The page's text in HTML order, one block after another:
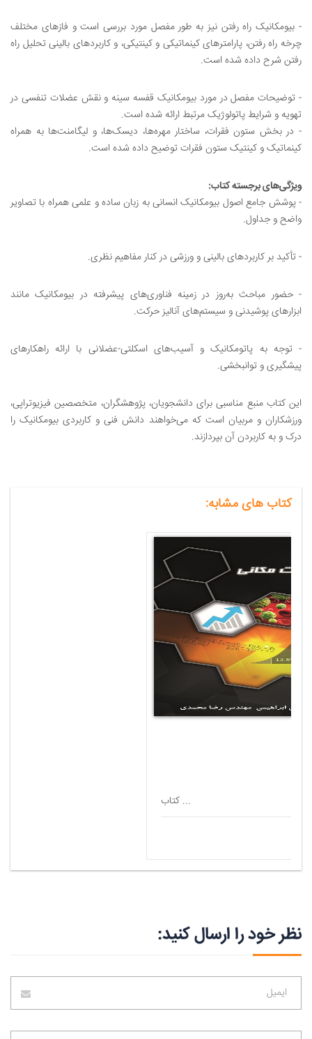
- بیومکانیک راه رفتن نیز به طور مفصل مورد بررسی است و فازهای مختلف
چرخه راه رفتن، پارامترهای کینماتیکی و کینتیکی، و کاربردهای بالینی تحلیل راه
رفتن شرح داده شده است.
- توضیحات مفصل در مورد بیومکانیک قفسه سینه و نقش عضلات تنفسی در
تهویه و شرایط پاتولوژیک مرتبط ارائه شده است.
- در بخش ستون فقرات، ساختار مهره‌ها، دیسک‌ها، و لیگامنت‌ها به همراه
کینماتیک و کینتیک ستون فقرات توضیح داده شده است.
ویژگی‌های برجسته کتاب:
- پوشش جامع اصول بیومکانیک انسانی به زبان ساده و علمی همراه با تصاویر
واضح و جداول.
- تأکید بر کاربردهای بالینی و ورزشی در کنار مفاهیم نظری.
- حضور مباحث به‌روز در زمینه فناوری‌های پیشرفته در بیومکانیک مانند
ابزارهای پوشیدنی و سیستم‌های آنالیز حرکت.
- توجه به پاتومکانیک و آسیب‌های اسکلتی-عضلانی با ارائه راهکارهای
پیشگیری و توانبخشی.
این کتاب منبع مناسبی برای دانشجویان، پژوهشگران، متخصصین فیزیوتراپی،
ورزشکاران و مربیان است که می‌خواهند دانش فنی و کاربردی بیومکانیک را
درک و به کاربردن آن بپردازند.
کتاب های مشابه:
کتاب ...
نظر خود را ارسال کنید: